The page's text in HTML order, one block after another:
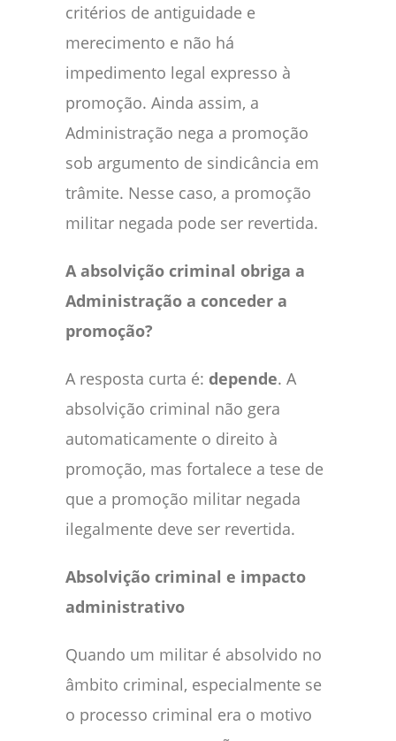
critérios de antiguidade e
merecimento e não há
impedimento legal expresso à
promoção. Ainda assim, a
Administração nega a promoção
sob argumento de sindicância em
trâmite. Nesse caso, a promoção
militar negada pode ser revertida.
A absolvição criminal obriga a
Administração a conceder a
promoção?
A resposta curta é: depende. A
absolvição criminal não gera
automaticamente o direito à
promoção, mas fortalece a tese de
que a promoção militar negada
ilegalmente deve ser revertida.
Absolvição criminal e impacto
administrativo
Quando um militar é absolvido no
âmbito criminal, especialmente se
o processo criminal era o motivo